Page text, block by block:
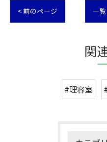
< 前のページ 一
関
#理容室